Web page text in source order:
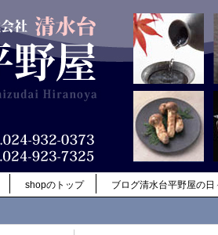
shopのトップ ブログ清水台平野屋の日